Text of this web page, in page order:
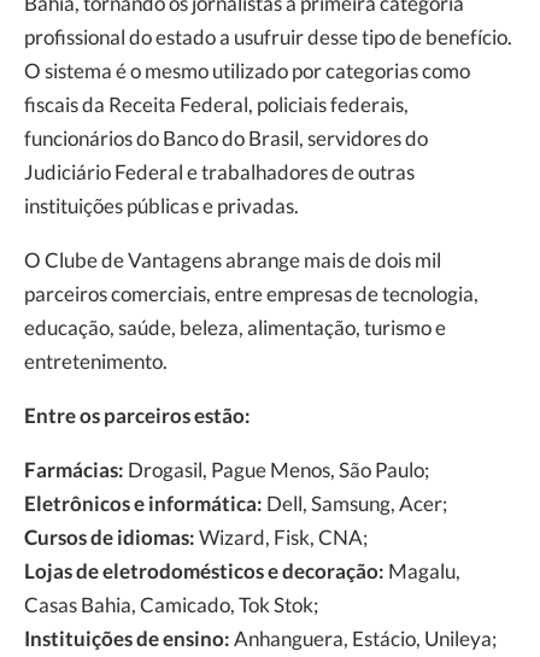
profissional do estado a usufruir desse tipo de benefício.
O sistema é o mesmo utilizado por categorias como
fiscais da Receita Federal, policiais federais,
funcionários do Banco do Brasil, servidores do
Judiciário Federal e trabalhadores de outras
instituições públicas e privadas.
O Clube de Vantagens abrange mais de dois mil
parceiros comerciais, entre empresas de tecnologia,
educação, saúde, beleza, alimentação, turismo e
entretenimento.
Entre os parceiros estão:
Farmácias: Drogasil, Pague Menos, São Paulo;
Eletrônicos e informática: Dell, Samsung, Acer;
Cursos de idiomas:Wizard, Fisk, CNA;
Lojas de eletrodomésticos e decoração: Magalu,
Casas Bahia, Camicado, Tok Stok;
Instituições de ensino:Anhanguera, Estácio, Unileya;